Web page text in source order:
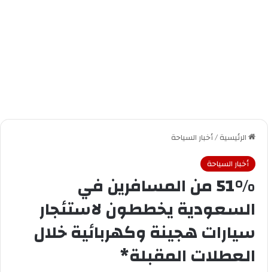
الرئيسية/أخبار السياحة
أخبار السياحة
51٪ من المسافرين في
السعودية يخططون لاستئجار
سيارات هجينة وكهربائية خلال
العطلات المقبلة*